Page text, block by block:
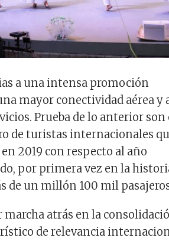
a una intensa promoción
mayor conectividad aérea y
Prueba de lo anterior son
de turistas internacionales
2019 con respecto al año
por primera vez en la
de un millón 100 mil
atrás en la
de relevancia